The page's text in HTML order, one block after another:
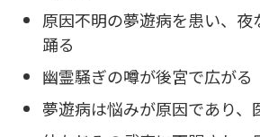
原因不明の夢遊病を患い、夜
踊る
幽霊騒ぎの噂が後宮で広がる
夢遊病は悩みが原因であり、